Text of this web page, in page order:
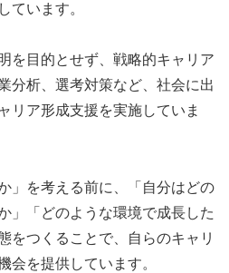
ています。
を目的とせず、戦略的キャリア
分析、選考対策など、社会に出
リア形成支援を実施していま
」を考える前に、「自分はどの
」「どのような環境で成長した
をつくることで、自らのキャリ
会を提供しています。